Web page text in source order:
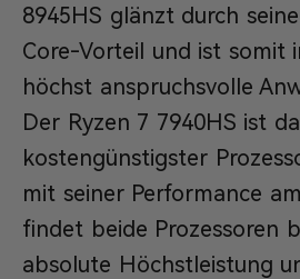
8945HS glänzt durch
Core-Vorteil und ist somit
höchst anspruchsvolle
Der Ryzen 7 7940HS ist
kostengünstigster
mit seiner Performance
findet beide Prozessoren
absolute Höchstleistung